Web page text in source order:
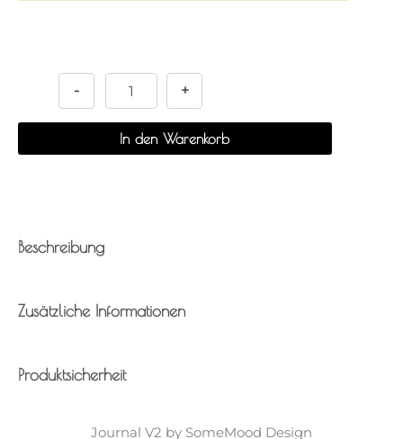
- +
In den Warenkorb
Beschreibung
Zusätzliche Informationen
Produktsicherheit
Journal V2 by SomeMood Design